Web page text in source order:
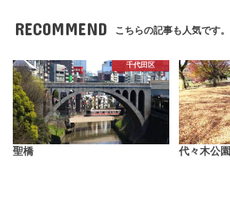
RECOMMEND こちらの記事も人気です。
千代田区
聖橋 代々木公園